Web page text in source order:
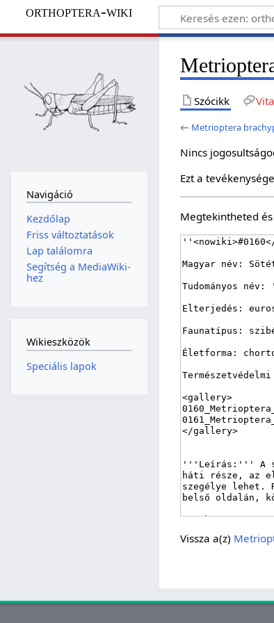
orthoptera-wiki
Szócikk
← Metrioptera
Nincs
Ezt a
Megtekintheted
Vissza a(z)
Navigáció
Kezdőlap
Friss változtatások
Lap találomra
Segítség a MediaWiki-
hez
Wikieszközök
Speciális lapok